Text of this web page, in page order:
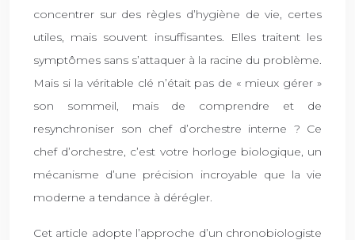
concentrer sur des règles d’hygiène de vie, certes
utiles, mais souvent insuffisantes. Elles traitent les
symptômes sans s’attaquer à la racine du problème.
Mais si la véritable clé n’était pas de « mieux gérer »
son sommeil, mais de comprendre et de
resynchroniser son chef d’orchestre interne ? Ce
chef d’orchestre, c’est votre horloge biologique, un
mécanisme d’une précision incroyable que la vie
moderne a tendance à dérégler.
Cet article adopte l’approche d’un chronobiologiste